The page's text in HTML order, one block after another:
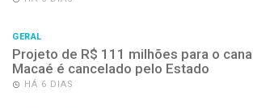
GERAL
Projeto de R$ 111 milhões para o
Macaé é cancelado pelo Estado
HÁ 6 DIAS